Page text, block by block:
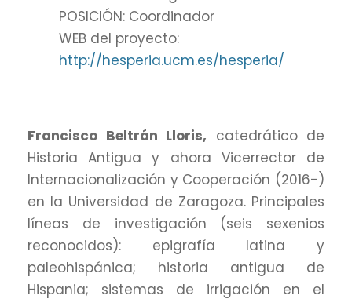
POSICIÓN: Coordinador
WEB del proyecto:
http://hesperia.ucm.es/hesperia/
Francisco Beltrán Lloris, catedrático de
Historia Antigua y ahora Vicerrector de
Internacionalización y Cooperación (2016-)
en la Universidad de Zaragoza. Principales
líneas de investigación (seis sexenios
reconocidos): epigrafía latina y
paleohispánica; historia antigua de
Hispania; sistemas de irrigación en el